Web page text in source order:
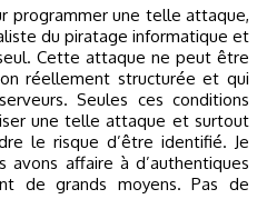
programmer une telle attaque,
du piratage informatique et
Cette attaque ne peut être
réellement structurée et qui
Seules ces conditions
une telle attaque et surtout
le risque d’être identifié. Je
avons affaire à d’authentiques
de grands moyens. Pas de